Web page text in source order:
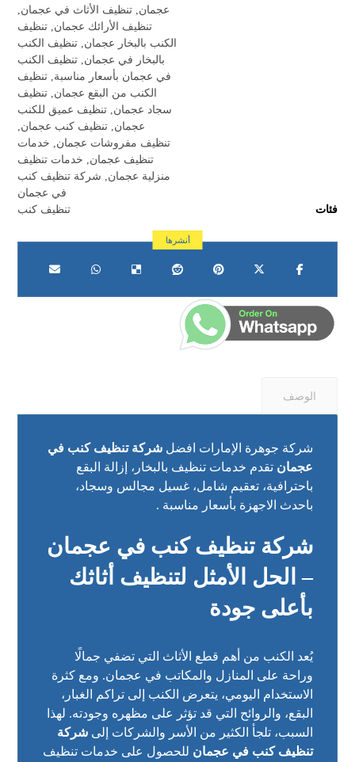
عجمان تنظيف الأثاث في عجمان
تنظيف الأرائك عجمان تنظيف
الكنب بالبخار عجمان تنظيف الكنب
بالبخار في عجمان تنظيف الكنب
في عجمان بأسعار مناسبة تنظيف
الكنب من البقع عجمان تنظيف
سجاد عجمان تنظيف عميق للكنب
عجمان تنظيف كنب عجمان
تنظيف مفروشات عجمان
خدمات
تنظيف عجمان
خدمات تنظيف
منزلية عجمان
شركة تنظيف كنب
في عجمان
فئات
تنظيف كنب
الوصف
شركة جوهرة الإمارات افضلشركة تنظيف كنب في
عجمان تقدم خدمات تنظيف بالبخار، إزالة البقع
باحترافية، تعقيم شامل، غسيل مجالس وسجاد،
باحدث الاجهزة بأسعار مناسبة .
شركة تنظيف كنب في عجمان
– الحل الأمثل لتنظيف أثاثك
بأعلى جودة
يُعد الكنب من أهم قطع الأثاث التي تضفي جمالًا
وراحة على المنازل والمكاتب في عجمان. ومع كثرة
الاستخدام اليومي، يتعرض الكنب إلى تراكم الغبار،
البقع، والروائح التي قد تؤثر على مظهره وجودته. لهذا
السبب، تلجأ الكثير من الأسر والشركات إلىشركة
تنظيف كنب في عجمان للحصول على خدمات تنظيف